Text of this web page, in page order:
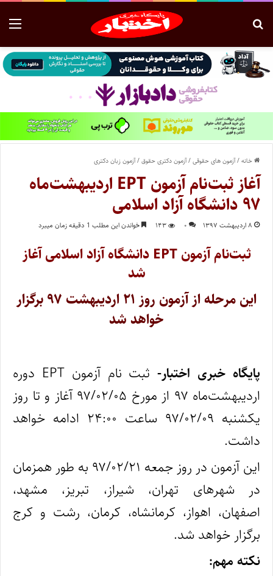
خانه/آزمون های حقوقی/آزمون دکتری حقوق/آزمون زبان دکتری
آغاز ثبت‌نام آزمون EPT اردیبهشت‌ماه
۹۷ دانشگاه آزاد اسلامی
۸ اردیبهشت ۱۳۹۷ ۰ ۱۴۳ خواندن این مطلب 1 دقیقه زمان میبرد
ثبت‌نام آزمون EPT دانشگاه آزاد اسلامی آغاز
شد
این مرحله از آزمون روز ۲۱ اردیبهشت ۹۷ برگزار
خواهد شد
پایگاه خبری اختبار- ثبت نام آزمونEPT دوره
اردیبهشت‌ماه ۹۷ از مورخ ۹۷/۰۲/۰۵ آغاز و تا روز
یکشنبه ۹۷/۰۲/۰۹ ساعت ۲۴:۰۰ ادامه خواهد
داشت.
این آزمون در روز جمعه ۹۷/۰۲/۲۱ به طور همزمان
در شهرهای تهران، شیراز، تبریز، مشهد،
اصفهان، اهواز، کرمانشاه، کرمان، رشت و کرج
برگزار خواهد شد.
نکته مهم: